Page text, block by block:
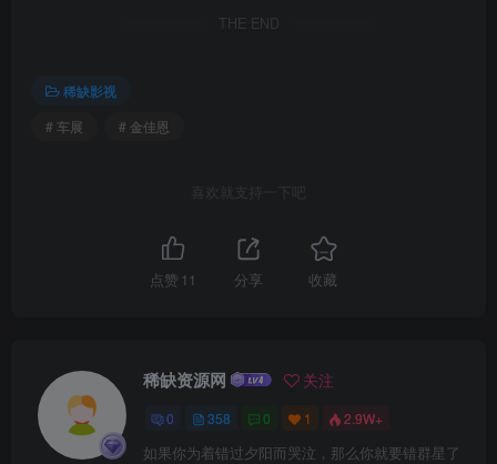
THE END
稀缺影视
# 车展
# 金佳恩
喜欢就支持一下吧
点赞 11 分享 收藏
稀缺资源网 关注
0 358 0 1 2.9W+
如果你为着错过夕阳而哭泣，那么你就要错群星了